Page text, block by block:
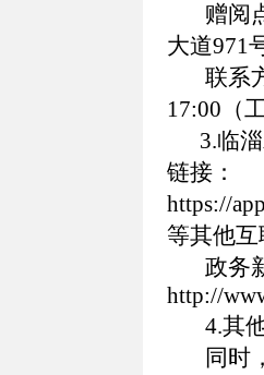
赠阅点
大道971
联系方
17:00（
3.临淄
链接：
https://
等其他
政务新
http://
4.其他
同时，